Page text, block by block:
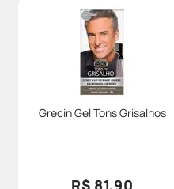
Grecin Gel Tons Grisalhos
R$ 81,90